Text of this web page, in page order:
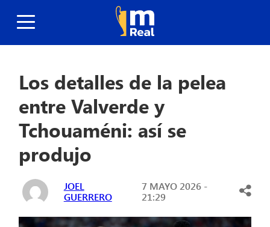
Los detalles de la pelea
entre Valverde y
Tchouaméni: así se
produjo
JOEL
GUERRERO
7 MAYO 2026 -
21:29